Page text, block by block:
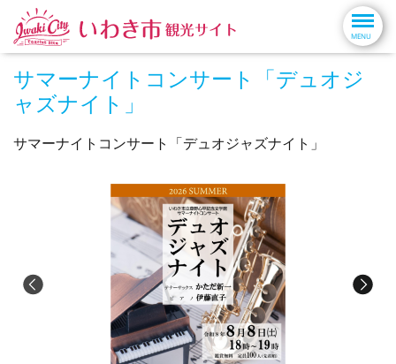
サマーナイトコンサート「デュオジ
ャズナイト」
サマーナイトコンサート「デュオジャズナイト」